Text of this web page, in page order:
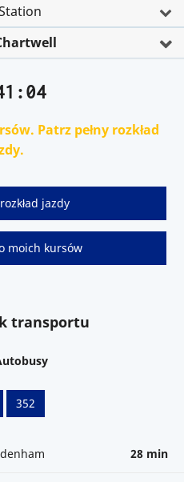
Patrz pełny rozkład
rozkład jazdy
moich kursów
transportu
352
28 min